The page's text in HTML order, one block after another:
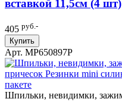
вставкой 11,5см (4 шт)
405 руб.-
Купить
Арт. MP650897Р
Шпильки, невидимки,